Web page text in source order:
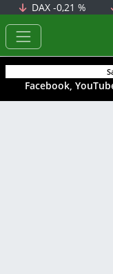
DAX -0,21 %
Facebook,